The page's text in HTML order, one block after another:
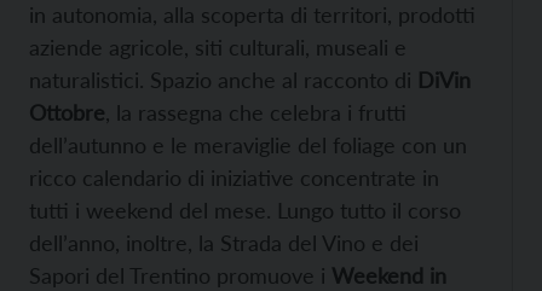
in autonomia, alla scoperta di territori, prodotti
aziende agricole, siti culturali, museali e
naturalistici. Spazio anche al racconto di DiVin
Ottobre , la rassegna che celebra i frutti
dell’autunno e le meraviglie del foliage con un
ricco calendario di iniziative concentrate in
tutti i weekend del mese. Lungo tutto il corso
dell’anno, inoltre, la Strada del Vino e dei
Sapori del Trentino promuove i Weekend in